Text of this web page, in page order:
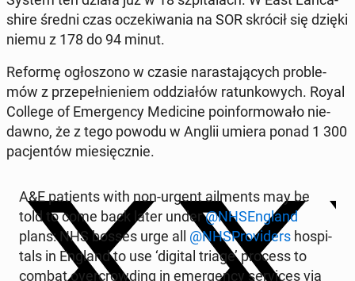
shi­re średni czas ocze­ki­wa­nia na SOR skrócił się dzięki
niemu z 178 do 94 minut.
Reformę ogło­szo­no w czasie na­ra­sta­ją­cych pro­ble­
mów z prze­peł­nie­niem od­dzia­łów ra­tun­ko­wych. Royal
College of Emer­gen­cy Me­di­ci­ne po­in­for­mo­wa­ło nie­
daw­no, że z tego powodu w Anglii umiera ponad 1 300
pa­cjen­tów mie­sięcz­nie.
A&E pa­tients with non-urgent ail­ments may be
told to come back later under@NHSEn­gland
plans: NHS bosses urge all @NHSPro­vi­ders ho­spi­
tals in England to use ‘digital triage’ process to
combat over­crow­ding in emer­gen­cy se­rvi­ces via